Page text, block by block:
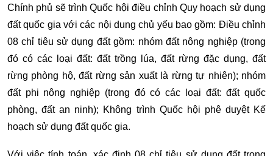
Chính phủ sẽ trình Quốc hội điều chỉnh Quy hoạch sử dụng
đất quốc gia với các nội dung chủ yếu bao gồm: Điều chỉnh
08 chỉ tiêu sử dụng đất gồm: nhóm đất nông nghiệp (trong
đó có các loại đất: đất trồng lúa, đất rừng đặc dụng, đất
rừng phòng hộ, đất rừng sản xuất là rừng tự nhiên); nhóm
đất phi nông nghiệp (trong đó có các loại đất: đất quốc
phòng, đất an ninh); Không trình Quốc hội phê duyệt Kế
hoạch sử dụng đất quốc gia.